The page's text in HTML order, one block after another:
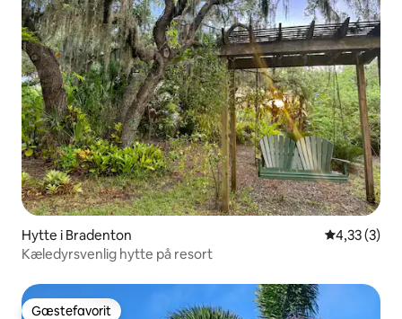
Hytte i Bradenton 4,33 ud af
4,33 (3)
Kæledyrsvenlig hytte på resort
Gæstefavorit